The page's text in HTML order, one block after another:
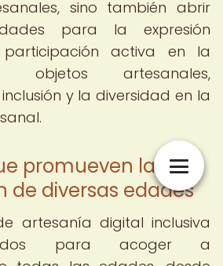
sino también abrir
para la expresión
activa en la
objetos artesanales,
y la diversidad en la
promueven la
de diversas edades
artesanía digital inclusiva
para acoger a